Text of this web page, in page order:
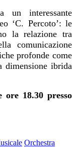
un interessante
‘C. Percoto’: le
la relazione tra
comunicazione
profonde come
dimensione ibrida
18.30 presso
Orchestra